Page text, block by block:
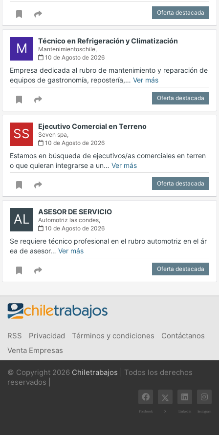
Oferta destacada
M Técnico en Refrigeración y Climatización
Mantenimientoschile,
10 de Agosto de 2026
Empresa dedicada al rubro de mantenimiento y reparación de
equipos de gastronomía, repostería,… Ver más
Oferta destacada
SS Ejecutivo Comercial en Terreno
Seven spa,
10 de Agosto de 2026
Estamos en búsqueda de ejecutivos/as comerciales en terren
o que quieran integrarse a un… Ver más
Oferta destacada
AL ASESOR DE SERVICIO
Automotriz las condes,
10 de Agosto de 2026
Se requiere técnico profesional en el rubro automotriz en el ár
ea de asesor… Ver más
Oferta destacada
RSS Privacidad Términos y condiciones
Contáctanos
Venta Empresas
© Copyright 2026 Chiletrabajos | Todos los derechos
reservados |
Facebook X Linkedin Instagram